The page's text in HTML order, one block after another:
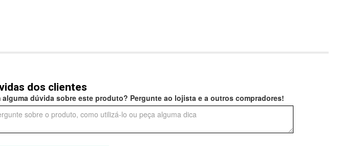
dos clientes
alguma dúvida sobre este produto? Pergunte ao lojista e a outros compradores!